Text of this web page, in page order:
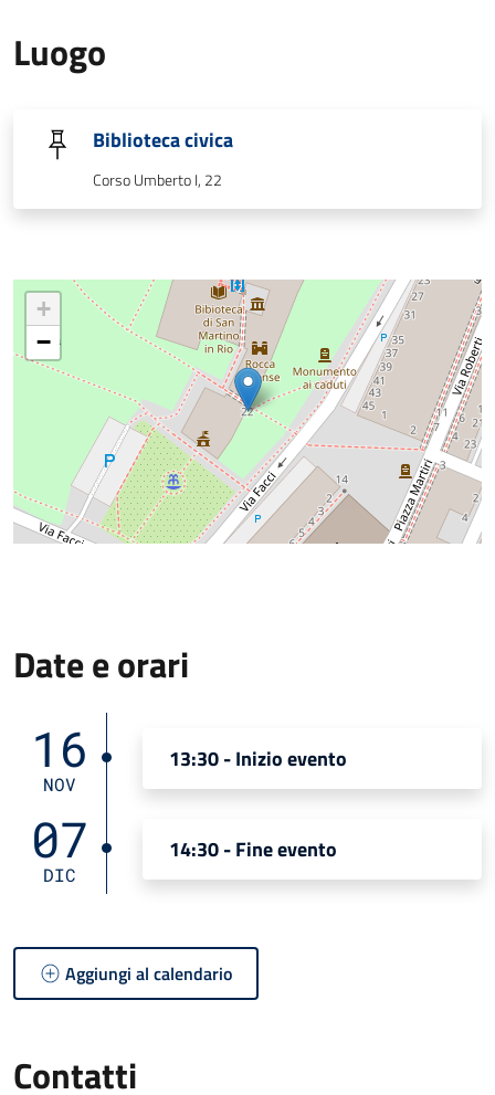
Luogo
Biblioteca civica
Corso Umberto I, 22
+
−
Date e orari
16
NOV
13:30 - Inizio evento
07
DIC
14:30 - Fine evento
Aggiungi al calendario
Contatti